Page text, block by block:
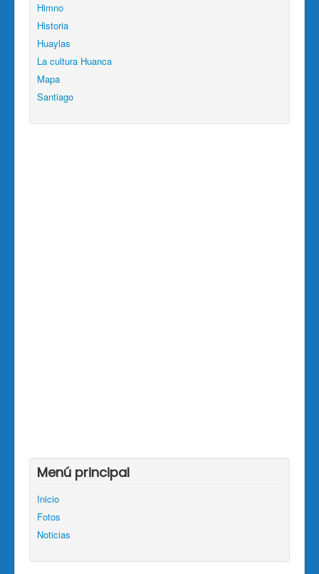
Himno
Historia
Huaylas
La cultura Huanca
Mapa
Santiago
Menú principal
Inicio
Fotos
Noticias